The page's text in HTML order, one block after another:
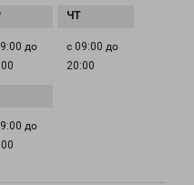
до
с 09:00 до
20:00
до